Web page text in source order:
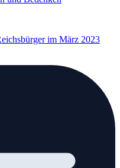
im März 2023